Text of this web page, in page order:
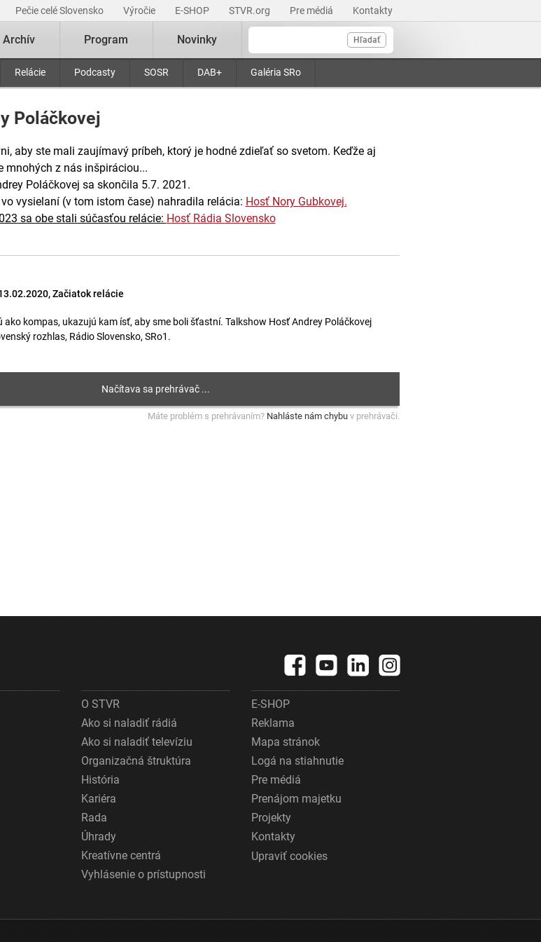
Pečie celé Slovensko Výročie E-SHOP STVR.org Pre médiá Kontakty
Hľadať
Relácie Podcasty SOSR DAB+ Galéria SRo
Archív Program Novinky
Poláčkovej
aby ste mali zaujímavý príbeh, ktorý je hodné zdieľať so svetom. Keďže aj
mnohých z nás inšpiráciou...
Poláčkovej sa skončila 5.7. 2021.
vysielaní (v tom istom čase) nahradila relácia: Hosť Nory Gubkovej.
sa obe stali súčasťou relácie: Hosť Rádia Slovensko
Začiatok relácie
ako kompas, ukazujú kam ísť, aby sme boli šťastní. Talkshow Hosť Andrey Poláčkovej
rozhlas, Rádio Slovensko, SRo1.
Máte problém s prehrávaním? Nahláste nám chybu v prehrávači.
O STVR
Ako si naladiť rádiá
Ako si naladiť televíziu
Organizačná štruktúra
História
Kariéra
Rada
Úhrady
Kreatívne centrá
Vyhlásenie o prístupnosti
E-SHOP
Reklama
Mapa stránok
Logá na stiahnutie
Pre médiá
Prenájom majetku
Projekty
Kontakty
Upraviť cookies